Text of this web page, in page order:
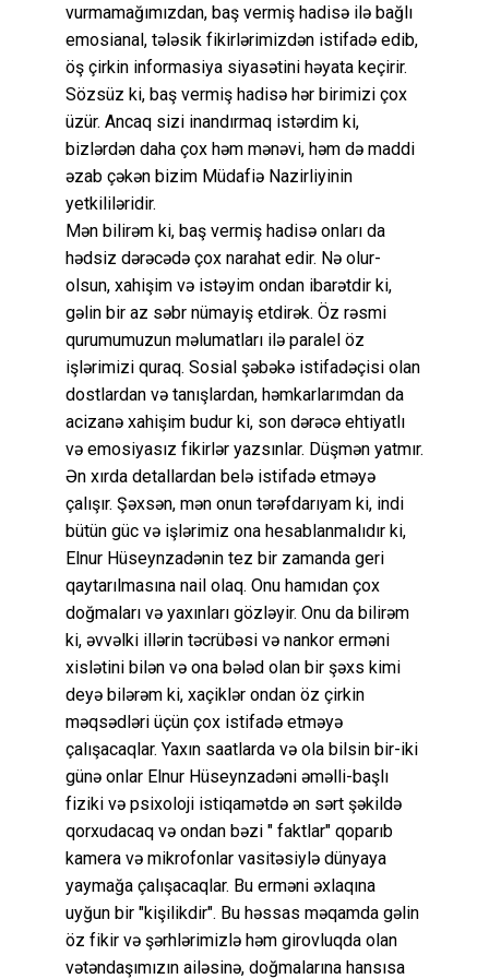
vurmamağımızdan, baş vermiş hadisə ilə bağlı
emosianal, tələsik fikirlərimizdən istifadə edib,
öş çirkin informasiya siyasətini həyata keçirir.
Sözsüz ki, baş vermiş hadisə hər birimizi çox
üzür. Ancaq sizi inandırmaq istərdim ki,
bizlərdən daha çox həm mənəvi, həm də maddi
əzab çəkən bizim Müdafiə Nazirliyinin
yetkililəridir.
Mən bilirəm ki, baş vermiş hadisə onları da
hədsiz dərəcədə çox narahat edir. Nə olur-
olsun, xahişim və istəyim ondan ibarətdir ki,
gəlin bir az səbr nümayiş etdirək. Öz rəsmi
qurumumuzun məlumatları ilə paralel öz
işlərimizi quraq. Sosial şəbəkə istifadəçisi olan
dostlardan və tanışlardan, həmkarlarımdan da
acizanə xahişim budur ki, son dərəcə ehtiyatlı
və emosiyasız fikirlər yazsınlar. Düşmən yatmır.
Ən xırda detallardan belə istifadə etməyə
çalışır. Şəxsən, mən onun tərəfdarıyam ki, indi
bütün güc və işlərimiz ona hesablanmalıdır ki,
Elnur Hüseynzadənin tez bir zamanda geri
qaytarılmasına nail olaq. Onu hamıdan çox
doğmaları və yaxınları gözləyir. Onu da bilirəm
ki, əvvəlki illərin təcrübəsi və nankor erməni
xislətini bilən və ona bələd olan bir şəxs kimi
deyə bilərəm ki, xaçiklər ondan öz çirkin
məqsədləri üçün çox istifadə etməyə
çalışacaqlar. Yaxın saatlarda və ola bilsin bir-iki
günə onlar Elnur Hüseynzadəni əməlli-başlı
fiziki və psixoloji istiqamətdə ən sərt şəkildə
qorxudacaq və ondan bəzi " faktlar" qoparıb
kamera və mikrofonlar vasitəsiylə dünyaya
yaymağa çalışacaqlar. Bu erməni əxlaqına
uyğun bir "kişilikdir". Bu həssas məqamda gəlin
öz fikir və şərhlərimizlə həm girovluqda olan
vətəndaşımızın ailəsinə, doğmalarına hansısa